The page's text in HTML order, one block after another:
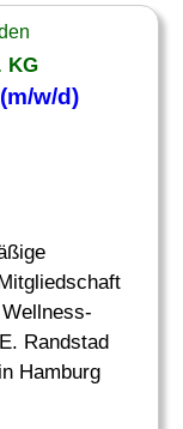
KG
w/d)
Randstad
Hamburg